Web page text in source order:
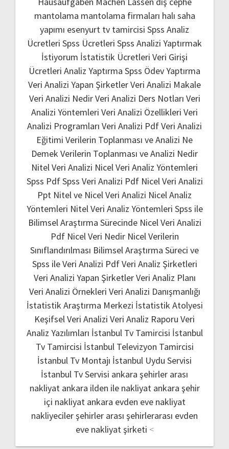
mantolama mantolama firmaları halı saha
yapımı esenyurt tv tamircisi Spss Analiz
Ücretleri Spss Ücretleri Spss Analizi Yaptırmak
İstiyorum İstatistik Ücretleri Veri Girişi
Ücretleri Analiz Yaptırma Spss Ödev Yaptırma
Veri Analizi Yapan ŞirketlerVeri Analizi Makale
Veri Analizi NedirVeri Analizi Ders Notları Veri
Analizi Yöntemleri Veri Analizi Özellikleri Veri
Analizi Programları Veri Analizi PdfVeri Analizi
Eğitimi Verilerin Toplanması ve Analizi Ne
Demek Verilerin Toplanması ve Analizi Nedir
Nitel Veri Analizi Nicel Veri Analiz Yöntemleri
Spss PdfSpss Veri Analizi Pdf Nicel Veri Analizi
Ppt Nitel ve Nicel Veri Analizi Nicel Analiz
Yöntemleri Nitel Veri Analiz Yöntemleri Spss ile
Bilimsel Araştırma Sürecinde Nicel Veri Analizi
Pdf Nicel Veri Nedir Nicel Verilerin
Sınıflandırılması Bilimsel Araştırma Süreci ve
Spss ile Veri Analizi PdfVeri Analiz Şirketleri
Veri Analizi Yapan ŞirketlerVeri Analiz Planı
Veri Analizi Örnekleri Veri Analizi Danışmanlığı
İstatistik Araştırma Merkezi İstatistik Atolyesi
Keşifsel Veri Analizi Veri Analiz Raporu Veri
Analiz Yazılımları İstanbul Tv Tamircisi İstanbul
Tv Tamircisi İstanbul Televizyon Tamircisi
İstanbul Tv Montajı İstanbul Uydu Servisi
İstanbul Tv Servisi ankara şehirler arası
nakliyat ankara ilden ile nakliyat ankara şehir
içi nakliyat ankara evden eve nakliyat
nakliyeciler şehirler arası şehirlerarası evden
eve nakliyat şirketi <